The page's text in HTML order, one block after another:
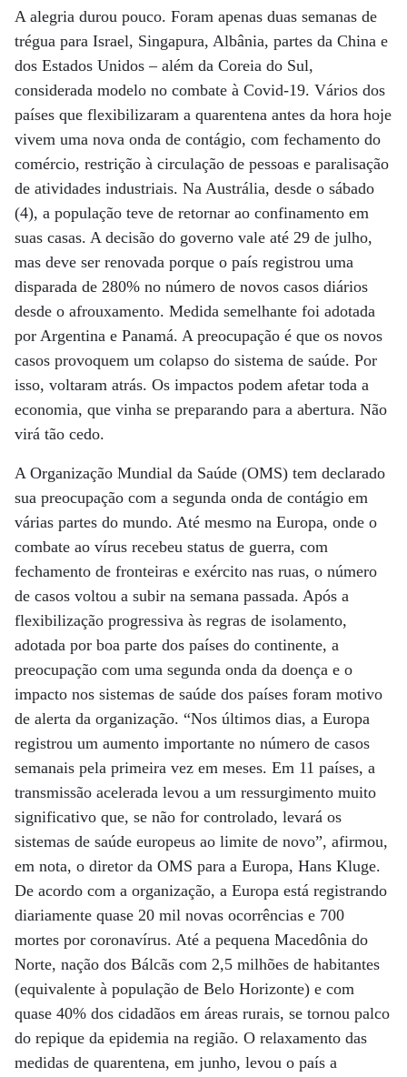
A alegria durou pouco. Foram apenas duas semanas de
trégua para Israel, Singapura, Albânia, partes da China e
dos Estados Unidos – além da Coreia do Sul,
considerada modelo no combate à Covid-19. Vários dos
países que flexibilizaram a quarentena antes da hora hoje
vivem uma nova onda de contágio, com fechamento do
comércio, restrição à circulação de pessoas e paralisação
de atividades industriais. Na Austrália, desde o sábado
(4), a população teve de retornar ao confinamento em
suas casas. A decisão do governo vale até 29 de julho,
mas deve ser renovada porque o país registrou uma
disparada de 280% no número de novos casos diários
desde o afrouxamento. Medida semelhante foi adotada
por Argentina e Panamá. A preocupação é que os novos
casos provoquem um colapso do sistema de saúde. Por
isso, voltaram atrás. Os impactos podem afetar toda a
economia, que vinha se preparando para a abertura. Não
virá tão cedo.
A Organização Mundial da Saúde (OMS) tem declarado
sua preocupação com a segunda onda de contágio em
várias partes do mundo. Até mesmo na Europa, onde o
combate ao vírus recebeu status de guerra, com
fechamento de fronteiras e exército nas ruas, o número
de casos voltou a subir na semana passada. Após a
flexibilização progressiva às regras de isolamento,
adotada por boa parte dos países do continente, a
preocupação com uma segunda onda da doença e o
impacto nos sistemas de saúde dos países foram motivo
de alerta da organização. “Nos últimos dias, a Europa
registrou um aumento importante no número de casos
semanais pela primeira vez em meses. Em 11 países, a
transmissão acelerada levou a um ressurgimento muito
significativo que, se não for controlado, levará os
sistemas de saúde europeus ao limite de novo”, afirmou,
em nota, o diretor da OMS para a Europa, Hans Kluge.
De acordo com a organização, a Europa está registrando
diariamente quase 20 mil novas ocorrências e 700
mortes por coronavírus. Até a pequena Macedônia do
Norte, nação dos Bálcãs com 2,5 milhões de habitantes
(equivalente à população de Belo Horizonte) e com
quase 40% dos cidadãos em áreas rurais, se tornou palco
do repique da epidemia na região. O relaxamento das
medidas de quarentena, em junho, levou o país a